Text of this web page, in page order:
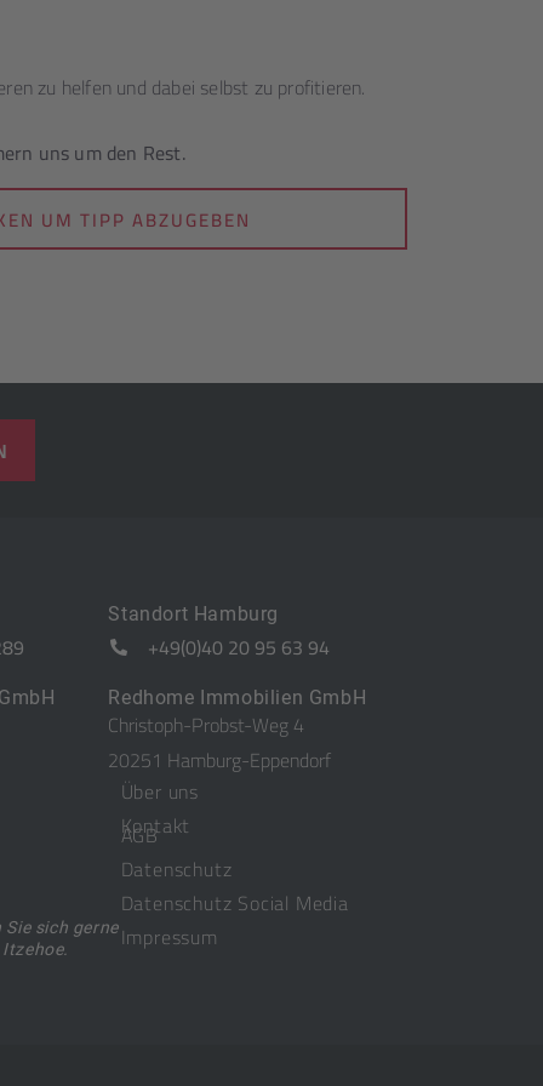
zu helfen und dabei selbst zu profitieren.
uns um den Rest.
UM TIPP ABZUGEBEN
Standort Hamburg
+49(0)40 20 95 63 94
Redhome Immobilien GmbH
Christoph-Probst-Weg 4
20251 Hamburg-Eppendorf
sich gerne
Über uns
Kontakt
AGB
Datenschutz
Datenschutz Social Media
Impressum